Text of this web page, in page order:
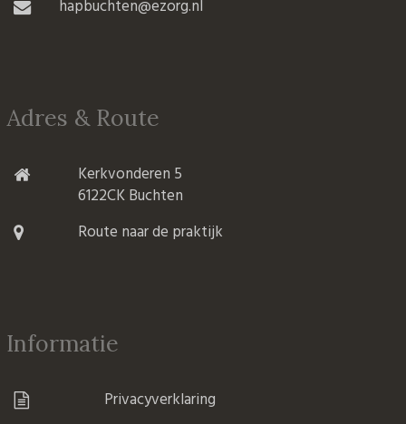
hapbuchten@ezorg.nl
Adres & Route
Kerkvonderen 5
6122CK Buchten
Route naar de praktijk
Informatie
Privacyverklaring